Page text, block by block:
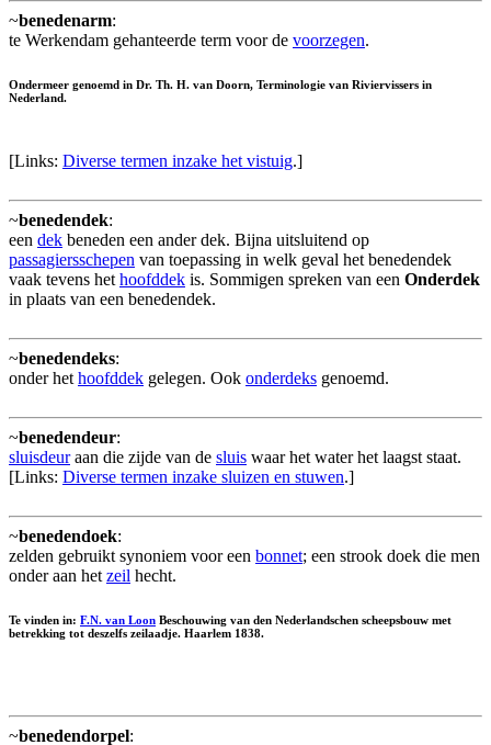
~benedenarm:
te Werkendam gehanteerde term voor de voorzegen.
Ondermeer genoemd in Dr. Th. H. van Doorn, Terminologie van Riviervissers in
Nederland.
[Links: Diverse termen inzake het vistuig.]
~benedendek:
een dek beneden een ander dek. Bijna uitsluitend op
passagiersschepen van toepassing in welk geval het benedendek
vaak tevens het hoofddek is. Sommigen spreken van een Onderdek
in plaats van een benedendek.
~benedendeks:
onder het hoofddek gelegen. Ook onderdeks genoemd.
~benedendeur:
sluisdeuraan die zijde van de sluis waar het water het laagst staat.
[Links: Diverse termen inzake sluizen en stuwen.]
~benedendoek:
zelden gebruikt synoniem voor een bonnet; een strook doek die men
onder aan het zeil hecht.
Te vinden in: F.N. van Loon Beschouwing van den Nederlandschen scheepsbouw met
betrekking tot deszelfs zeilaadje. Haarlem 1838.
~benedendorpel: